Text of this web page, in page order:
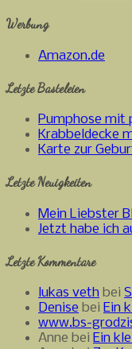
Werbung
Amazon.de
Letzte Basteleien
Pumphose mit
Krabbeldecke
Karte zur
Letzte Neuigkeiten
Mein Liebster
Jetzt habe ich
Letzte Kommentare
lukas veth bei
Denise bei Ein
www.bs-
Anne bei Ein